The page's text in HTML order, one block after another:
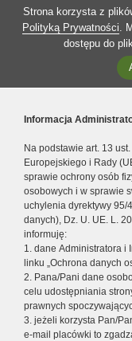
Strona korzysta z
Polityką Prywatności.
dostępu do
Informacja
Na podstawie art. 13
Europejskiego i Rady
sprawie ochrony osób
osobowych i w sprawie
uchylenia dyrektywy 95/
danych), Dz. U. UE. L.
informuję:
1. dane Administratora i
linku „Ochrona danych
2. Pana/Pani dane
celu udostępniania
prawnych
3. jeżeli korzysta Pan/
e-mail placówki to